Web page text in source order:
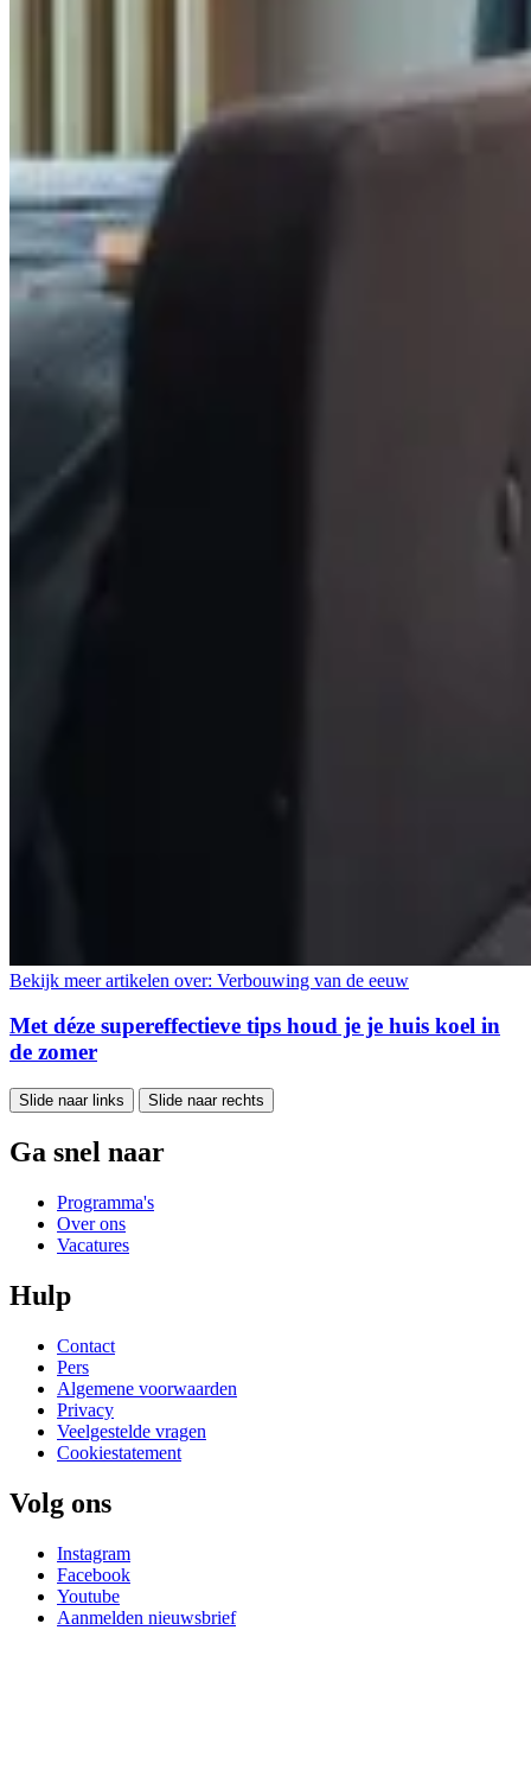
Bekijk meer artikelen over: Verbouwing van de eeuw
Met déze supereffectieve tips houd je je huis koel in
de zomer
Slide naar links Slide naar rechts
Ga snel naar
Programma's
Over ons
Vacatures
Hulp
Contact
Pers
Algemene voorwaarden
Privacy
Veelgestelde vragen
Cookiestatement
Volg ons
Instagram
Facebook
Youtube
Aanmelden nieuwsbrief